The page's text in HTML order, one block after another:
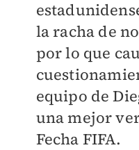
la racha de
por lo que
equipo de
una mejor
Fecha FIFA.